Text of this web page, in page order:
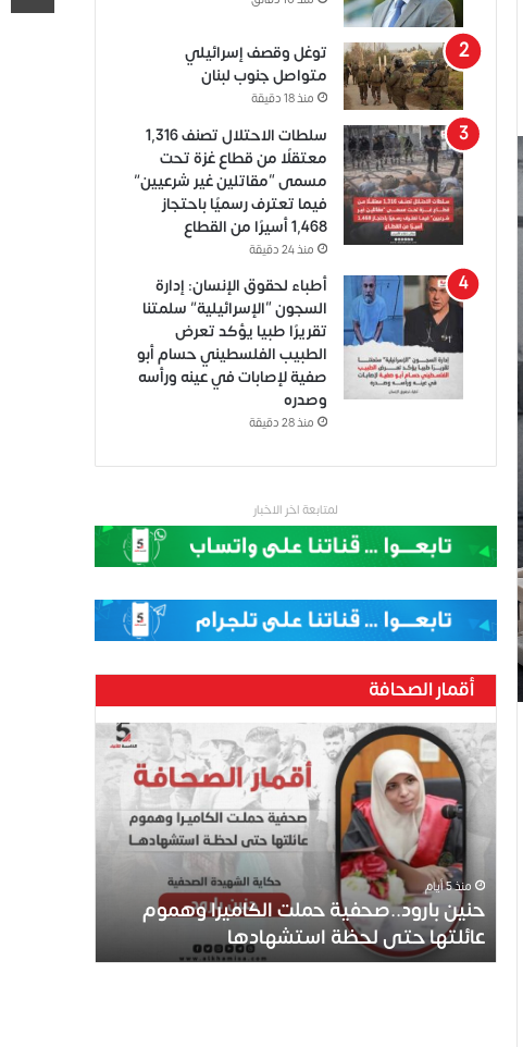
توغل وقصف إسرائيلي
متواصل جنوب لبنان
منذ 18 دقيقة
سلطات الاحتلال تصنف 1,316
معتقلًا من قطاع غزة تحت
مسمى “مقاتلين غير شرعيين”
فيما تعترف رسميًا باحتجاز
1,468 أسيرًا من القطاع
منذ 24 دقيقة
أطباء لحقوق الإنسان: إدارة
السجون “الإسرائيلية” سلمتنا
تقريرًا طبيا يؤكد تعرض
الطبيب الفلسطيني حسام أبو
صفية لإصابات في عينه ورأسه
وصدره
منذ 28 دقيقة
لمتابعة اخر الاخبار
أقمار الصحافة
حنين
بارود..صحفية
حملت
الكاميرا
وهموم
عائلتها
لحظة
استشهادها
منذ 5 أيام
حنين بارود..صحفية حملت الكاميرا وهموم
عائلتها حتى لحظة استشهادها